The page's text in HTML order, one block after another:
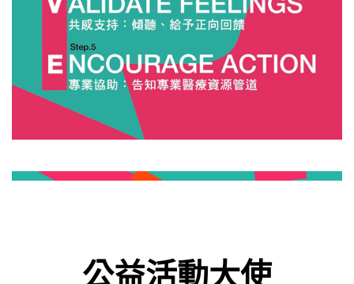
公益活動大使